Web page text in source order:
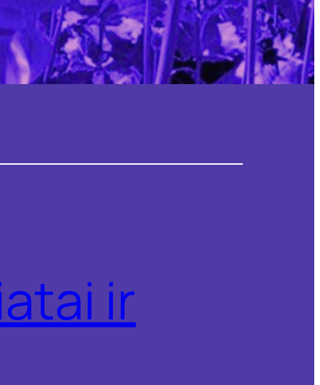
ir